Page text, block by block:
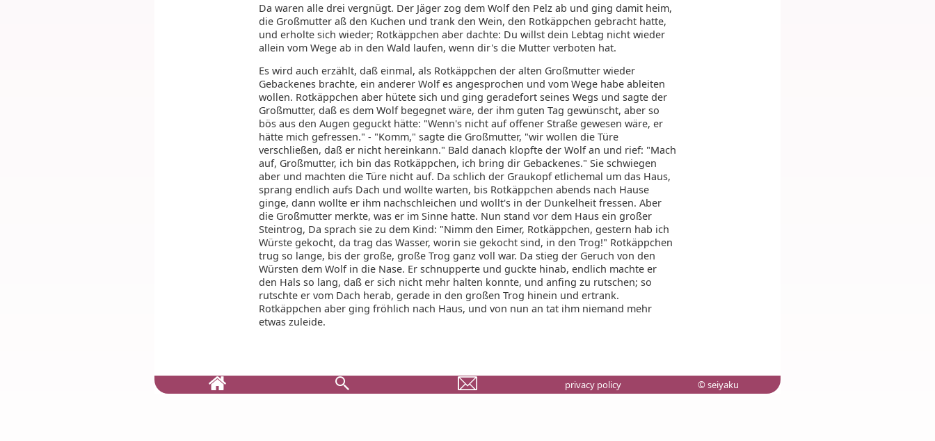
Da waren alle drei vergnügt. Der Jäger zog dem Wolf den Pelz ab und ging damit heim,
die Großmutter aß den Kuchen und trank den Wein, den Rotkäppchen gebracht hatte,
und erholte sich wieder; Rotkäppchen aber dachte: Du willst dein Lebtag nicht wieder
allein vom Wege ab in den Wald laufen, wenn dir's die Mutter verboten hat.
Es wird auch erzählt, daß einmal, als Rotkäppchen der alten Großmutter wieder
Gebackenes brachte, ein anderer Wolf es angesprochen und vom Wege habe ableiten
wollen. Rotkäppchen aber hütete sich und ging geradefort seines Wegs und sagte der
Großmutter, daß es dem Wolf begegnet wäre, der ihm guten Tag gewünscht, aber so
bös aus den Augen geguckt hätte: "Wenn's nicht auf offener Straße gewesen wäre, er
hätte mich gefressen." - "Komm," sagte die Großmutter, "wir wollen die Türe
verschließen, daß er nicht hereinkann." Bald danach klopfte der Wolf an und rief: "Mach
auf, Großmutter, ich bin das Rotkäppchen, ich bring dir Gebackenes." Sie schwiegen
aber und machten die Türe nicht auf. Da schlich der Graukopf etlichemal um das Haus,
sprang endlich aufs Dach und wollte warten, bis Rotkäppchen abends nach Hause
ginge, dann wollte er ihm nachschleichen und wollt's in der Dunkelheit fressen. Aber
die Großmutter merkte, was er im Sinne hatte. Nun stand vor dem Haus ein großer
Steintrog, Da sprach sie zu dem Kind: "Nimm den Eimer, Rotkäppchen, gestern hab ich
Würste gekocht, da trag das Wasser, worin sie gekocht sind, in den Trog!" Rotkäppchen
trug so lange, bis der große, große Trog ganz voll war. Da stieg der Geruch von den
Würsten dem Wolf in die Nase. Er schnupperte und guckte hinab, endlich machte er
den Hals so lang, daß er sich nicht mehr halten konnte, und anfing zu rutschen; so
rutschte er vom Dach herab, gerade in den großen Trog hinein und ertrank.
Rotkäppchen aber ging fröhlich nach Haus, und von nun an tat ihm niemand mehr
etwas zuleide.
privacy policy © seiyaku